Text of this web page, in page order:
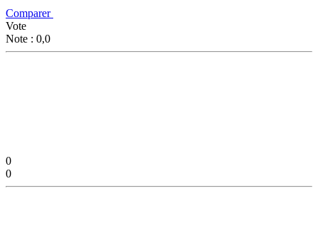
Comparer
Vote
Note : 0,0
0
0